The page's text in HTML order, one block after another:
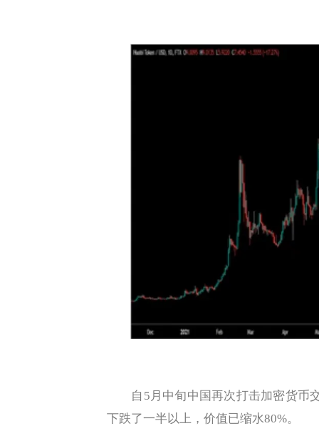
自5月中旬中国再次打击加密货币交
下跌了一半以上，价值已缩水80%。